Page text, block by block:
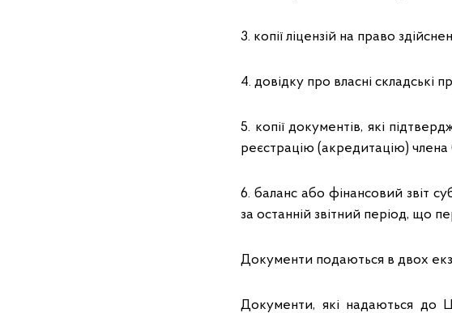
3. копії ліцензій на право
4. довідку про власні
5. копії документів, які
реєстрацію (акредитацію) члена
6. баланс або фінансовий звіт
за останній звітний період, що
Документи подаються в двох
Документи, які надаються до